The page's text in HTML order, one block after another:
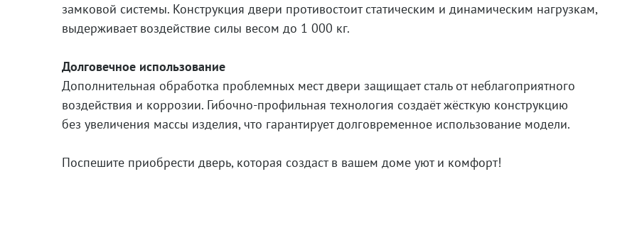
замковой системы. Конструкция двери противостоит статическим и динамическим нагрузкам,
выдерживает воздействие силы весом до 1 000 кг.
Долговечное использование
Дополнительная обработка проблемных мест двери защищает сталь от неблагоприятного
воздействия и коррозии. Гибочно-профильная технология создаёт жёсткую конструкцию
без увеличения массы изделия, что гарантирует долговременное использование модели.
Поспешите приобрести дверь, которая создаст в вашем доме уют и комфорт!